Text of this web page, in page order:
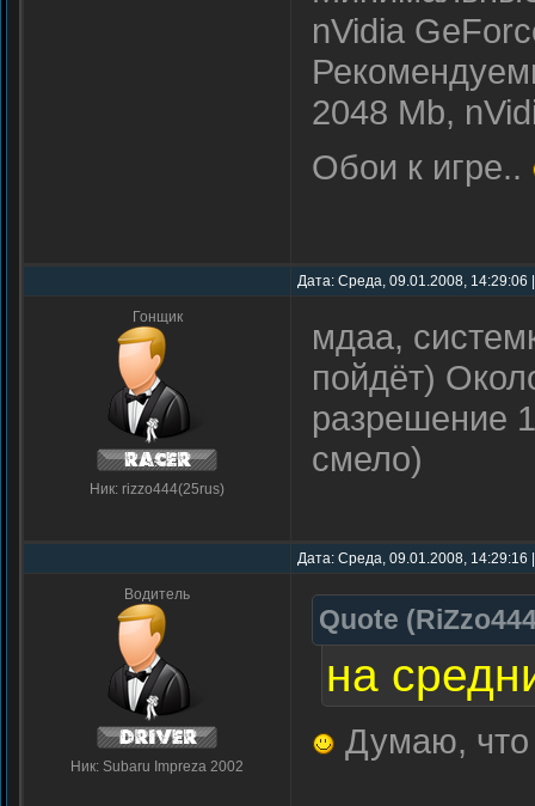
nVidia
2048 Mb,
Обои к игре..
Дата: Среда, 09.01.2008,
Гонщик
Ник: rizzo444(25rus)
мдаа,
пойдёт)
разрешение
смело)
Дата: Среда, 09.01.2008,
Водитель
Ник: Subaru Impreza 2002
Quote (
на
Думаю,